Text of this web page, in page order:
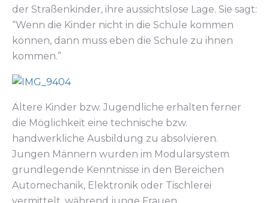
der Straßenkinder, ihre aussichtslose Lage. Sie sagt:
“Wenn die Kinder nicht in die Schule kommen
können, dann muss eben die Schule zu ihnen
kommen.”
Ältere Kinder bzw. Jugendliche erhalten ferner
die Möglichkeit eine technische bzw.
handwerkliche Ausbildung zu absolvieren.
Jungen Männern wurden im Modularsystem
grundlegende Kenntnisse in den Bereichen
Automechanik, Elektronik oder Tischlerei
vermittelt, während junge Frauen